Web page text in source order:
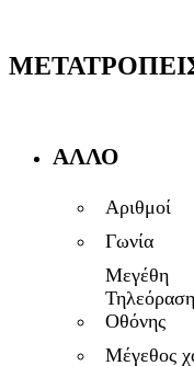
ΆΛΛΟ
Αριθμοί
Γωνία
Μεγέθη
Οθόνης
Μέγεθος